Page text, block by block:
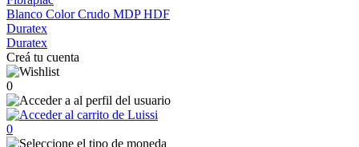
Blanco ColorCrudo MDPHDF
Duratex
Duratex
Creá tu cuenta
0
0